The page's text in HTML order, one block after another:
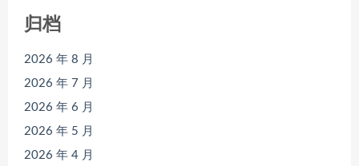
归档
2026 年 8 月
2026 年 7 月
2026 年 6 月
2026 年 5 月
2026 年 4 月